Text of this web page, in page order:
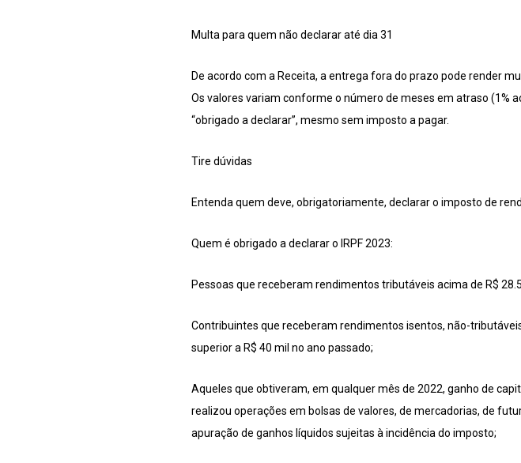
Multa para quem não declarar até dia 31
De acordo com a Receita, a entrega fora do prazo pode render
Os valores variam conforme o número de meses em atraso (1%
“obrigado a declarar”, mesmo sem imposto a pagar.
Tire dúvidas
Entenda quem deve, obrigatoriamente, declarar o imposto de
Quem é obrigado a declarar o IRPF 2023:
Pessoas que receberam rendimentos tributáveis acima de R$
Contribuintes que receberam rendimentos isentos, não-
superior a R$ 40 mil no ano passado;
Aqueles que obtiveram, em qualquer mês de 2022, ganho de
realizou operações em bolsas de valores, de mercadorias, de
apuração de ganhos líquidos sujeitas à incidência do imposto;